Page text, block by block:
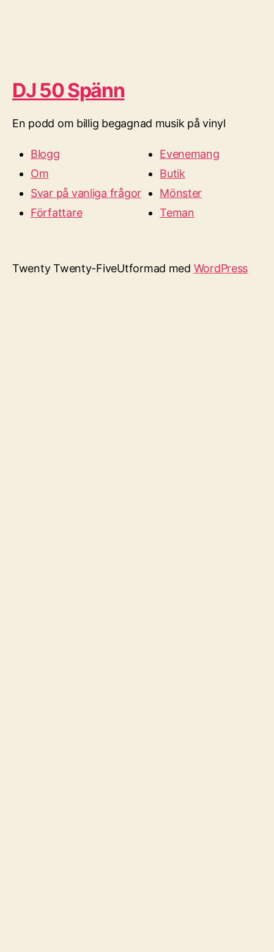
DJ 50 Spänn
En podd om billig begagnad musik på vinyl
Blogg
Om
Svar på vanliga frågor
Författare
Evenemang
Butik
Mönster
Teman
Twenty Twenty-FiveUtformad med WordPress